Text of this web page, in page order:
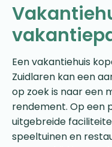
Een vakantiehuis
Zuidlaren kan een
op zoek is naar een
rendement. Op een
uitgebreide
speeltuinen en